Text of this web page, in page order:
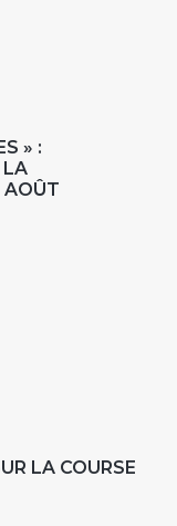
» :
LA
AOÛT
LA COURSE